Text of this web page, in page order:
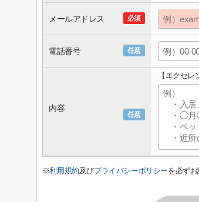
必須
メールアドレス
任意
電話番号
任意
内容
【エクセ
※利用規約及びプライバシーポリシーを必ず